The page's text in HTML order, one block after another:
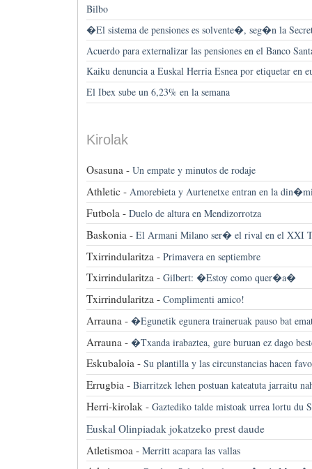
Bilbo
�El sistema de pensiones es solvente�, seg�n la
Acuerdo para externalizar las pensiones en el Banco
Kaiku denuncia a Euskal Herria Esnea por etiquetar en
El Ibex sube un 6,23% en la semana
Kirolak
Osasuna - Un empate y minutos de rodaje
Athletic - Amorebieta y Aurtenetxe entran en la
Futbola - Duelo de altura en Mendizorrotza
Baskonia - El Armani Milano ser� el rival en el XXI
Txirrindularitza - Primavera en septiembre
Txirrindularitza - Gilbert: �Estoy como quer�a�
Txirrindularitza - Complimenti amico!
Arrauna - �Egunetik egunera traineruak pauso bat
Arrauna - �Txanda irabaztea, gure buruan ez dago
Eskubaloia - Su plantilla y las circunstancias hacen
Errugbia - Biarritzek lehen postuan kateatuta jarraitu
Herri-kirolak - Gaztediko talde mistoak urrea lortu du
Euskal Olinpiadak jokatzeko prest daude
Atletismoa - Merritt acapara las vallas